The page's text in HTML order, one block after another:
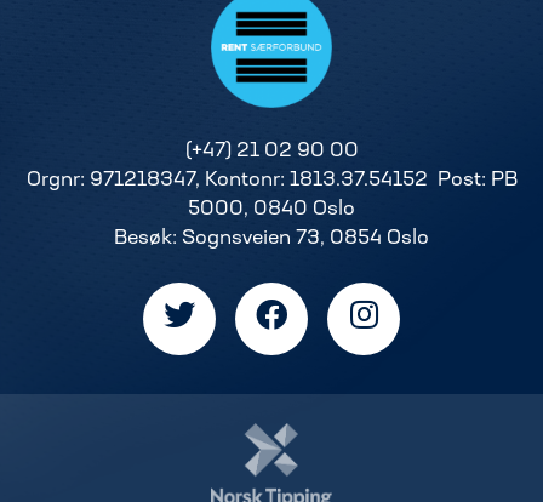
(+47) 21 02 90 00
Orgnr: 971218347, Kontonr: 1813.37.54152 Post: PB
5000, 0840 Oslo
Besøk: Sognsveien 73, 0854 Oslo